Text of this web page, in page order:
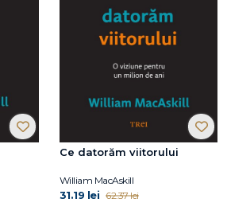
Ce datorăm viitorului
William MacAskill
31.19 lei 62.37 lei